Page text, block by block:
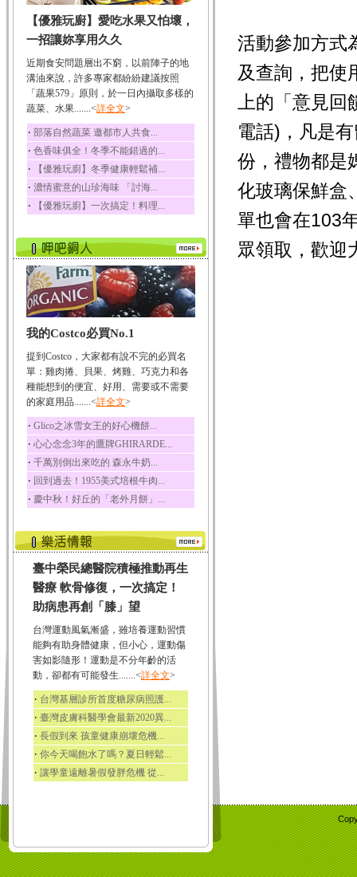
豆豉
豆豉裡頭含有營養的蛋
白質、脂肪、鈣、磷...
榛果
榛果裡所含的營養素有
蛋白質、脂肪、醣類...
迷迭香
迷迭香 裡頭含有咖啡
酸、迷迭香酸、植物...
咖啡
咖啡中的咖啡因會刺激
中樞神經系統，特別...
椰子
蛋白質、維生素及多...
荔枝
荔枝性質溫和所含的營
養素有醣類、檸檬酸...
五味子
五味子性質溫熱所含營
草魚
草魚含有維生素A、維生
素C、及豐富的蛋白...
【優雅玩廚】愛吃水果又怕壞，
一招讓妳享用久久
近期食安問題層出不窮，以前陣子的地
溝油來說，許多專家都紛紛建議按照
「蔬果579」原則，於一日內攝取多樣的
蔬菜、水果.......<詳全文>
‧ 部落自然蔬菜 邀都市人共食...
‧ 色香味俱全！冬季不能錯過的...
‧ 【優雅玩廚】冬季健康輕鬆補...
‧ 濃情蜜意的山珍海味 「討海...
‧ 【優雅玩廚】一次搞定！料理...
我的Costco必買No.1
提到Costco，大家都有說不完的必買名
單：雞肉捲、貝果、烤雞、巧克力和各
種能想到的便宜、好用、需要或不需要
的家庭用品.......<詳全文>
‧ Glico之冰雪女王的好心機餅...
‧ 心心念念3年的鷹牌GHIRARDE...
‧ 千萬別倒出來吃的 森永牛奶...
‧ 回到過去！1955美式培根牛肉...
‧ 慶中秋！好丘的「老外月餅」...
臺中榮民總醫院積極推動再生
醫療 軟骨修復，一次搞定！
助病患再創「膝」望
台灣運動風氣漸盛，雖培養運動習慣
能夠有助身體健康，但小心，運動傷
害如影隨形！運動是不分年齡的活
動，卻都有可能發生.......<詳全文>
‧ 台灣基層診所首度糖尿病照護...
‧ 臺灣皮膚科醫學會最新2020異...
‧ 長假到來 孩童健康崩壞危機...
‧ 你今天喝飽水了嗎？夏日輕鬆...
‧ 讓學童遠離暑假發胖危機 從...
活動參加方式
及查詢，把使
上的「意見
電話)，凡是
份，禮物都是
化玻璃保鮮盒
單也會在103
眾領取，歡迎